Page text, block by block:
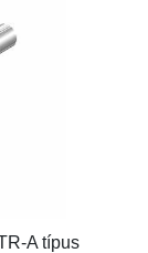
A típus